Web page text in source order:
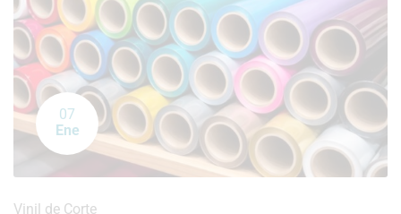
07
Ene
Vinil de Corte